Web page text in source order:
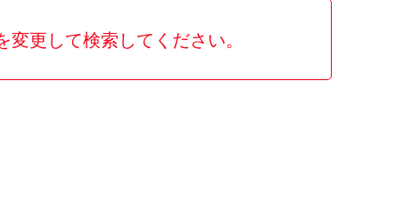
更して検索してください。